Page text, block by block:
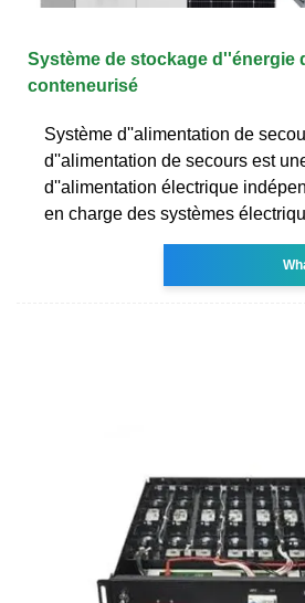
Système de stockage d''énergie
conteneurisé
Système d''alimentation de
d''alimentation de secours est
d''alimentation électrique
en charge des systèmes